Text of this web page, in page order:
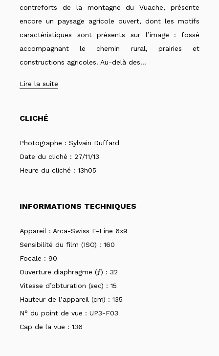
contreforts de la montagne du Vuache, présente
encore un paysage agricole ouvert, dont les motifs
caractéristiques sont présents sur l’image : fossé
accompagnant le chemin rural, prairies et
constructions agricoles. Au-delà des...
CLICHÉ
Photographe : Sylvain Duffard
Date du cliché : 27/11/13
Heure du cliché : 13h05
INFORMATIONS TECHNIQUES
Appareil : Arca-Swiss F-Line 6x9
Sensibilité du film (ISO) : 160
Focale : 90
Ouverture diaphragme (ƒ) : 32
Vitesse d’obturation (sec) : 15
Hauteur de l’appareil (cm) : 135
N° du point de vue : UP3-F03
Cap de la vue : 136